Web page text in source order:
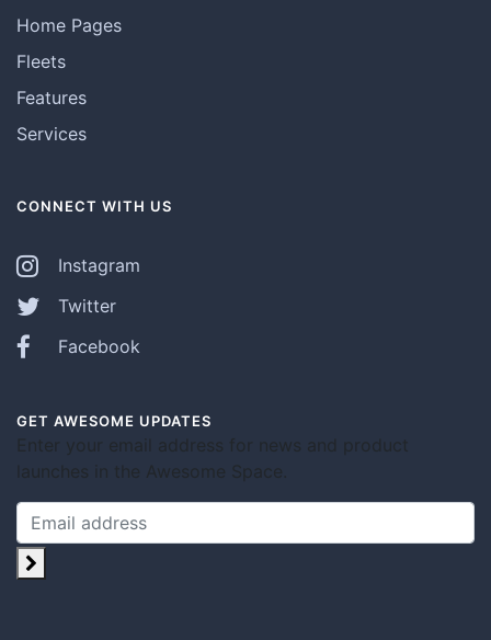
Home Pages
Fleets
Features
Services
CONNECT WITH US
Instagram
Twitter
Facebook
GET AWESOME UPDATES
Enter your email address for news and product
launches in the Awesome Space.